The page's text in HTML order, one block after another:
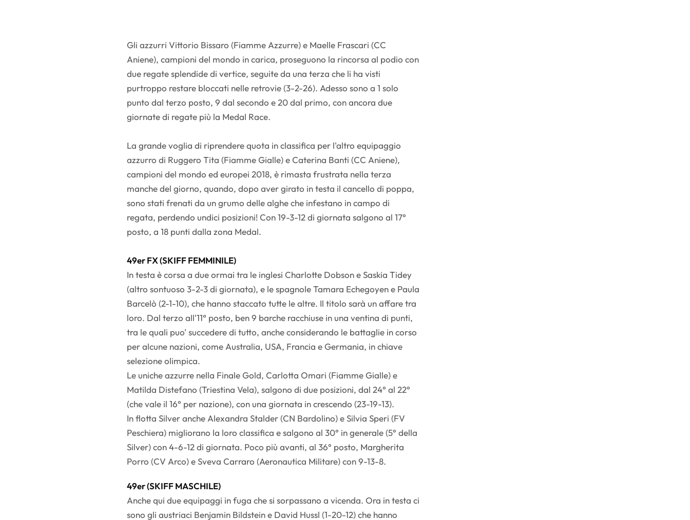
Gli azzurri Vittorio Bissaro (Fiamme Azzurre) e Maelle Frascari (CC
Aniene), campioni del mondo in carica, proseguono la rincorsa al podio con
due regate splendide di vertice, seguite da una terza che li ha visti
purtroppo restare bloccati nelle retrovie (3-2-26). Adesso sono a 1 solo
punto dal terzo posto, 9 dal secondo e 20 dal primo, con ancora due
giornate di regate più la Medal Race.
La grande voglia di riprendere quota in classifica per l'altro equipaggio
azzurro di Ruggero Tita (Fiamme Gialle) e Caterina Banti (CC Aniene),
campioni del mondo ed europei 2018, è rimasta frustrata nella terza
manche del giorno, quando, dopo aver girato in testa il cancello di poppa,
sono stati frenati da un grumo delle alghe che infestano in campo di
regata, perdendo undici posizioni! Con 19-3-12 di giornata salgono al 17°
posto, a 18 punti dalla zona Medal.
49er FX (SKIFF FEMMINILE)
In testa è corsa a due ormai tra le inglesi Charlotte Dobson e Saskia Tidey
(altro sontuoso 3-2-3 di giornata), e le spagnole Tamara Echegoyen e Paula
Barcelò (2-1-10), che hanno staccato tutte le altre. Il titolo sarà un affare tra
loro. Dal terzo all'11° posto, ben 9 barche racchiuse in una ventina di punti,
tra le quali puo' succedere di tutto, anche considerando le battaglie in corso
per alcune nazioni, come Australia, USA, Francia e Germania, in chiave
selezione olimpica.
Le uniche azzurre nella Finale Gold, Carlotta Omari (Fiamme Gialle) e
Matilda Distefano (Triestina Vela), salgono di due posizioni, dal 24° al 22°
(che vale il 16° per nazione), con una giornata in crescendo (23-19-13).
In flotta Silver anche Alexandra Stalder (CN Bardolino) e Silvia Speri (FV
Peschiera) migliorano la loro classifica e salgono al 30° in generale (5° della
Silver) con 4-6-12 di giornata. Poco più avanti, al 36° posto, Margherita
Porro (CV Arco) e Sveva Carraro (Aeronautica Militare) con 9-13-8.
49er (SKIFF MASCHILE)
Anche qui due equipaggi in fuga che si sorpassano a vicenda. Ora in testa ci
sono gli austriaci Benjamin Bildstein e David Hussl (1-20-12) che hanno